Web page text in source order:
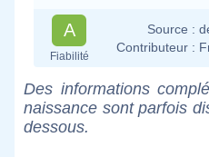
A
Fiabilité
Source :
Contributeur :
Des informations
naissance sont parfois
dessous.